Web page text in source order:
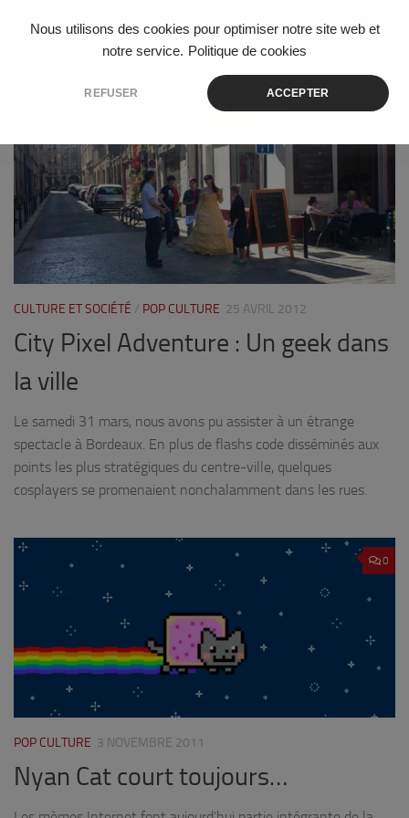
Nous utilisons des cookies pour optimiser notre site web et
notre service. Politique de cookies
REFUSER ACCEPTER
Skip to content
CULTURE ET SOCIÉTÉ / POP CULTURE 25 AVRIL 2012
City Pixel Adventure : Un geek dans
la ville
Le samedi 31 mars, nous avons pu assister à un étrange
spectacle à Bordeaux. En plus de flashs code disséminés aux
points les plus stratégiques du centre-ville, quelques
cosplayers se promenaient nonchalamment dans les rues.
0
POP CULTURE 3 NOVEMBRE 2011
Nyan Cat court toujours…